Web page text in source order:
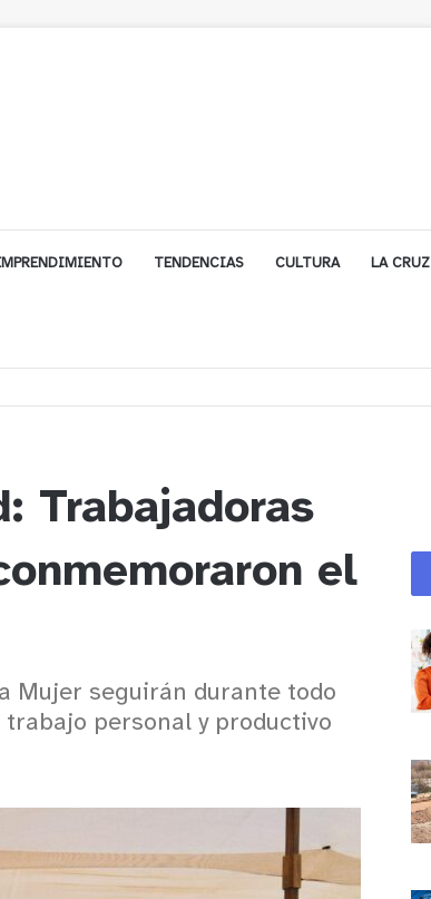
TENDENCIAS CULTURA LA CRUZ
para avanzar en la construcción del Puente Colón de Limache
Trabajadoras
el
Mujer seguirán durante todo
personal y productivo